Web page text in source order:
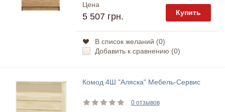
Цена
5 507 грн. Купить
В список желаний (0)
Добавить к сравнению (0)
Комод 4Ш "Аляска" Мебель-Сервис
0 отзывов